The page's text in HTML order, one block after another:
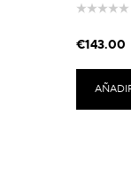
€143.00